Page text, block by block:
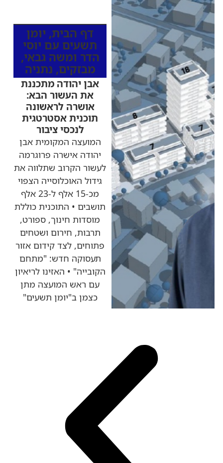
דף הבית, יומן
תשעים עם יוסי
הדר ומשה גבאי,
מבזקים, נתניה
אבן יהודה מתכננת
את העשור הבא:
אושרה לראשונה
תוכנית אסטרטגית
לנכסי ציבור
המועצה המקומית אבן
יהודה אישרה פרוגרמה
לעשור הקרוב שתלווה את
גידול האוכלוסייה הצפוי
מכ-15 אלף ל-23 אלף
תושבים • התוכנית כוללת
מוסדות חינוך, ספורט,
תרבות, חירום ושטחים
פתוחים, לצד קידום אזור
תעסוקה חדש: "מתחם
הקובייה" • האזינו לריאיון
עם ראש המועצה מתן
כצמן ב"יומן תשעים"